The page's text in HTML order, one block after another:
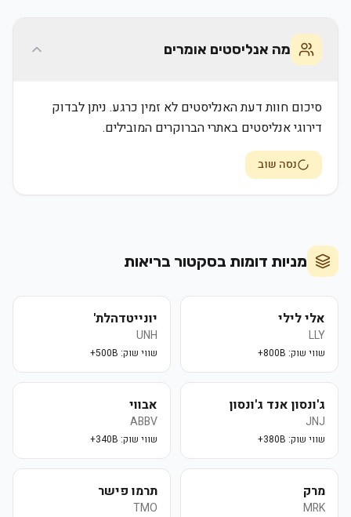
מה אנליסטים אומרים
סיכום חוות דעת האנליסטים לא זמין כרגע. ניתן לבדוק
דירוגי אנליסטים באתרי הברוקרים המובילים.
נסה שוב
מניות דומות בסקטור בריאות
אלי לילי
LLY
שווי שוק: 800B+
יונייטדהלת'
UNH
שווי שוק: 500B+
ג'ונסון אנד ג'ונסון
JNJ
שווי שוק: 380B+
אבווי
ABBV
שווי שוק: 340B+
מרק
MRK
תרמו פישר
TMO